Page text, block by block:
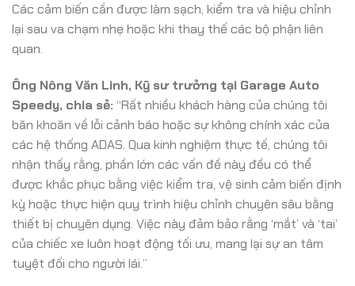
Các cảm biến cần được làm sạch, kiểm tra và hiệu chỉnh
lại sau va chạm nhẹ hoặc khi thay thế các bộ phận liên
quan.
Ông Nông Văn Linh, Kỹ sư trưởng tại Garage Auto
Speedy, chia sẻ: “Rất nhiều khách hàng của chúng tôi
băn khoăn về lỗi cảnh báo hoặc sự không chính xác của
các hệ thống ADAS. Qua kinh nghiệm thực tế, chúng tôi
nhận thấy rằng, phần lớn các vấn đề này đều có thể
được khắc phục bằng việc kiểm tra, vệ sinh cảm biến định
kỳ hoặc thực hiện quy trình hiệu chỉnh chuyên sâu bằng
thiết bị chuyên dụng. Việc này đảm bảo rằng ‘mắt’ và ‘tai’
của chiếc xe luôn hoạt động tối ưu, mang lại sự an tâm
tuyệt đối cho người lái.”